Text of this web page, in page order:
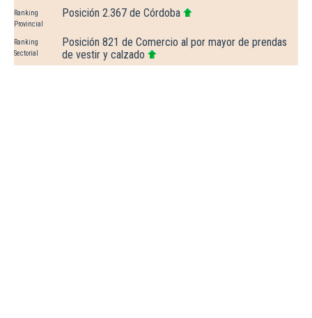
Ranking
Provincial
Posición 2.367 de Córdoba
Ranking
Sectorial
Posición 821 de Comercio al por mayor de prendas
de vestir y calzado